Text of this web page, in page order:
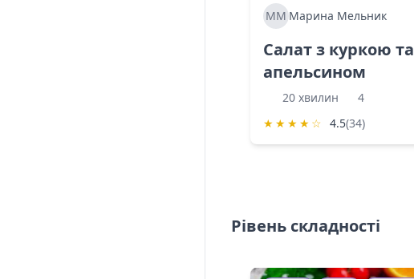
ММ Марина Мельник
Салат з куркою та
апельсином
20 хвилин
4
★ ★ ★ ★ ☆ 4.5(34)
Рівень складності